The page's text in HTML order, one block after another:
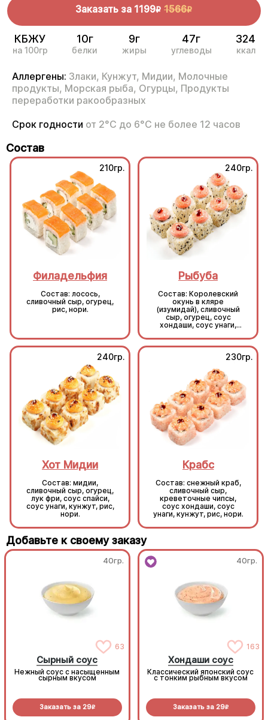
Заказать за 1199R 1566R
КБЖУ
на 100гр
10г
белки
9г
жиры
47г
углеводы
324
ккал
Аллергены: Злаки, Кунжут, Мидии, Молочные
продукты, Морская рыба, Огурцы, Продукты
переработки ракообразных
Срок годности от 2°С до 6°С не более 12 часов
Состав
210гр.
Филадельфия
Состав: лосось,
сливочный сыр, огурец,
рис, нори.
240гр.
Рыбуба
Состав: Королевский
окунь в кляре
(изумидай), сливочный
сыр, огурец, соус
хондаши, соус унаги,
240гр.
Хот Мидии
Состав: мидии,
сливочный сыр, огурец,
лук фри, соус спайси,
соус унаги, кунжут, рис,
нори.
230гр.
Крабс
Состав: снежный краб,
сливочный сыр,
креветочные чипсы,
соус хондаши, соус
унаги, кунжут, рис, нори.
Добавьте к своему заказу
40гр.
63
Сырный соус
Нежный соус с насыщенным
сырным вкусом
Заказать за 29R
40гр.
163
Хондаши соус
Классический японский соус
с тонким рыбным вкусом
Заказать за 29R